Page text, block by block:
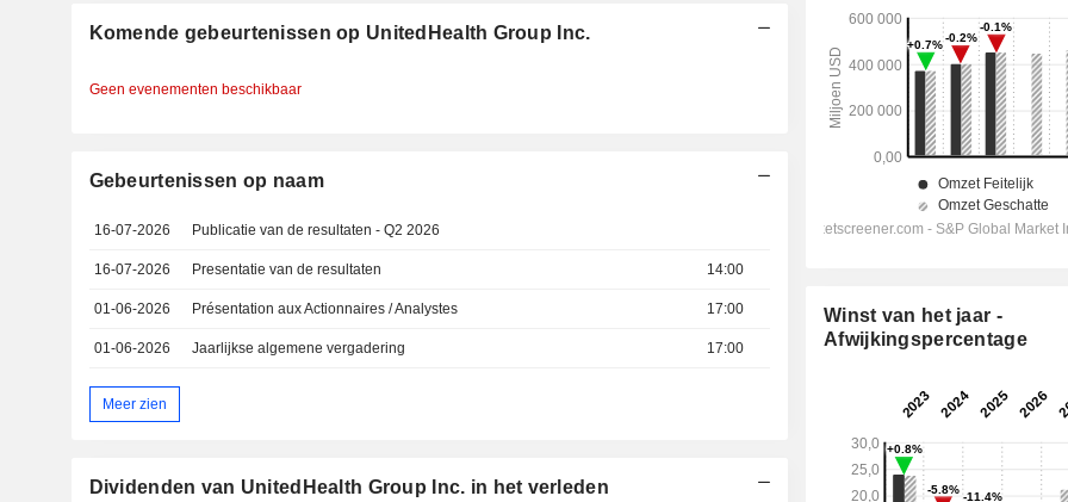
Komende gebeurtenissen op UnitedHealth Group Inc.
Geen evenementen beschikbaar
Gebeurtenissen op naam
16-07-2026 Publicatie van de resultaten - Q2 2026
16-07-2026 Presentatie van de resultaten 14:00
01-06-2026 Présentation aux Actionnaires / Analystes 17:00
01-06-2026 Jaarlijkse algemene vergadering 17:00
Meer zien
Dividenden van UnitedHealth Group Inc. in het verleden
Winst van het jaar -
Afwijkingspercentage